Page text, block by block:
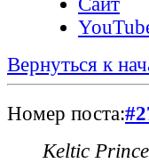
Вернуться к
Номер поста:
Keltic